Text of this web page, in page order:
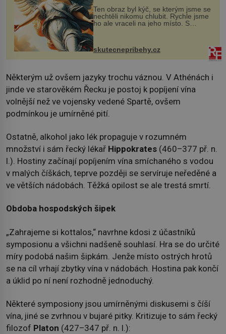
Ten obraz byl kýč, se kterým jsme se
nechtěli nikomu chlubit. Rychle jsme
ho ale vraceli na jeho místo. S
manželem Vaškem jsme si pořídili
chaloupku, takový domek na severu
Čech, kde jsme si naplánova...
skutecnepribehy.cz
Některým už ovšem jazyky trochu váznou. V Athénách i
jinde ve starověkém Řecku je postoj k popíjení vína
volnější než ve vojensky vedené Spartě, ovšem
podmínkou je umírněné pití.
Ostatně, alkohol jako lék propaguje v rozumném
množství i sám řecký lékař Hippokrates (460–377 př. n.
l.). Hostiny začínají popíjením vína smíchaného s vodou
v malých číškách, teprve později se servíruje neředěné a
ve větších nádobách. Těžká opilost se ale trestá smrtí.
Obdoba hospodských šipek
„Zahrajeme si kottalos,“ navrhne kdosi z účastníků
symposionu a všichni nadšeně souhlasí. Hra se do určité
míry podobá našim šipkám. Jenže místo ostrých hrotů
se na cíl vrhají zbytky vína v nádobách. Hostina pak končí
a úklid po ní není rozhodně jednoduchý.
Některé symposiony jsou umírněnými diskusemi s číší
vína, jiné se zvrhnou v bujaré pitky. Kritizuje to sám řecký
filozof Platon (427–347 př. n. l.):